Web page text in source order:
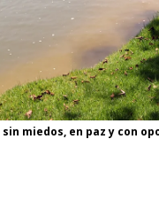
miedos, en paz y con